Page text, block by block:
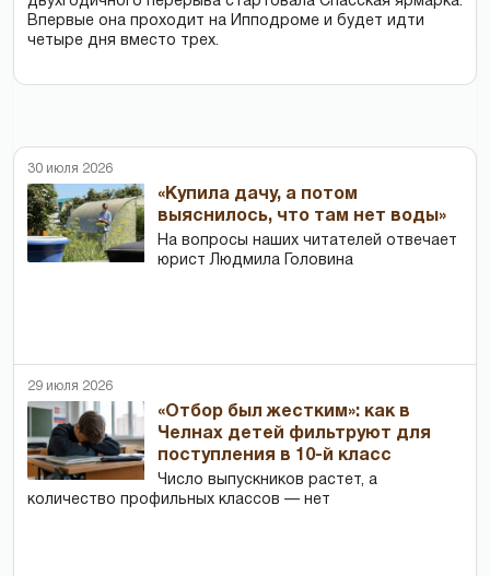
Впервые она проходит на Ипподроме и будет идти
четыре дня вместо трех.
30 июля 2026
«Купила дачу, а потом
выяснилось, что там нет воды»
На вопросы наших читателей отвечает
юрист Людмила Головина
29 июля 2026
«Отбор был жестким»: как в
Челнах детей фильтруют для
поступления в 10-й класс
Число выпускников растет, а
количество профильных классов — нет